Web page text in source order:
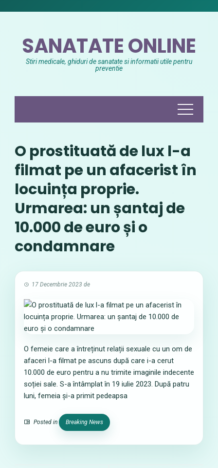
SANATATE ONLINE
Stiri medicale, ghiduri de sanatate si informatii utile pentru
preventie
O prostituată de lux l-a
filmat pe un afacerist în
locuința proprie.
Urmarea: un șantaj de
10.000 de euro și o
condamnare
17 Decembrie 2023 de
O femeie care a întreținut relații sexuale cu un om de
afaceri l-a filmat pe ascuns după care i-a cerut
10.000 de euro pentru a nu trimite imaginile indecente
soției sale. S-a întâmplat în 19 iulie 2023. După patru
luni, femeia și-a primit pedeapsa
Posted in Breaking News